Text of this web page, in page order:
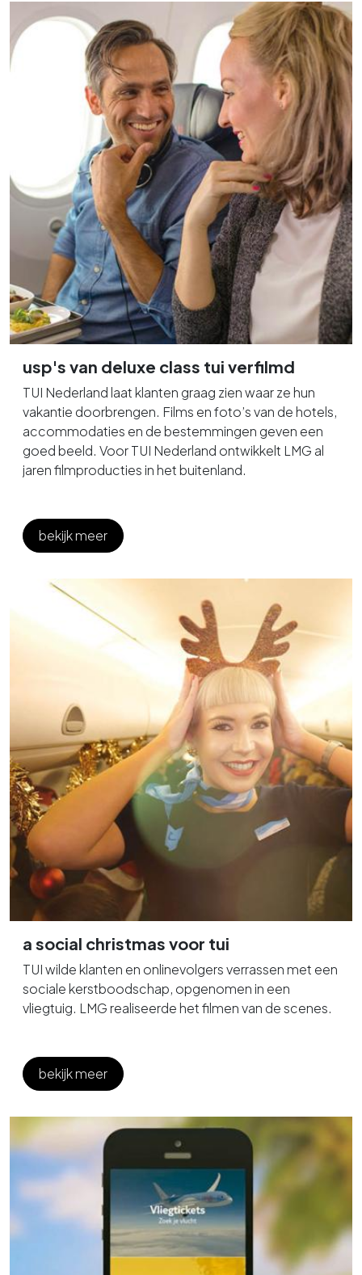
usp's van deluxe class tui verfilmd
TUI Nederland laat klanten graag zien waar ze hun
vakantie doorbrengen. Films en foto’s van de hotels,
accommodaties en de bestemmingen geven een
goed beeld. Voor TUI Nederland ontwikkelt LMG al
jaren filmproducties in het buitenland.
bekijk meer
a social christmas voor tui
TUI wilde klanten en onlinevolgers verrassen met een
sociale kerstboodschap, opgenomen in een
vliegtuig. LMG realiseerde het filmen van de scenes.
bekijk meer